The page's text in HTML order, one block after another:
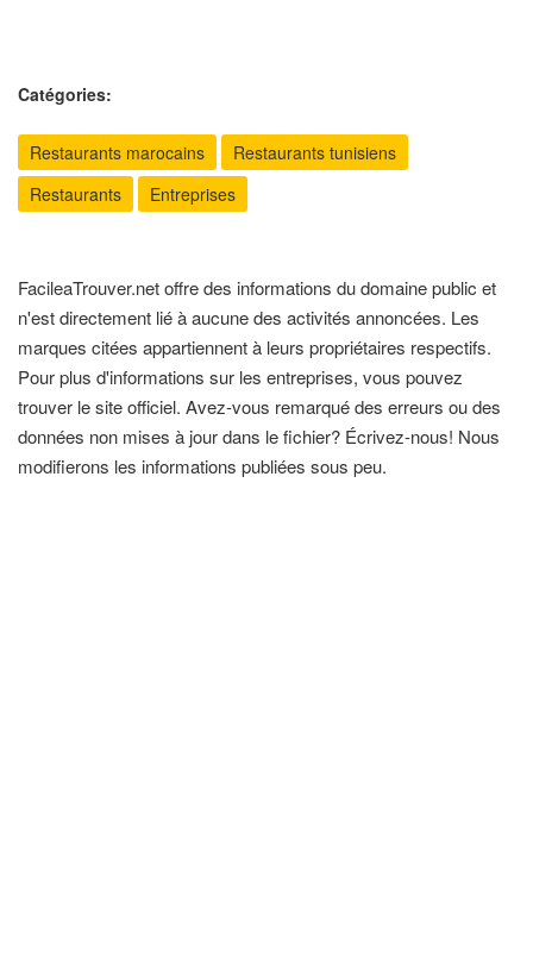
Catégories:
Restaurants marocains
Restaurants tunisiens
Restaurants
Entreprises
FacileaTrouver.net offre des informations du domaine public et
n'est directement lié à aucune des activités annoncées. Les
marques citées appartiennent à leurs propriétaires respectifs.
Pour plus d'informations sur les entreprises, vous pouvez
trouver le site officiel. Avez-vous remarqué des erreurs ou des
données non mises à jour dans le fichier? Écrivez-nous! Nous
modifierons les informations publiées sous peu.